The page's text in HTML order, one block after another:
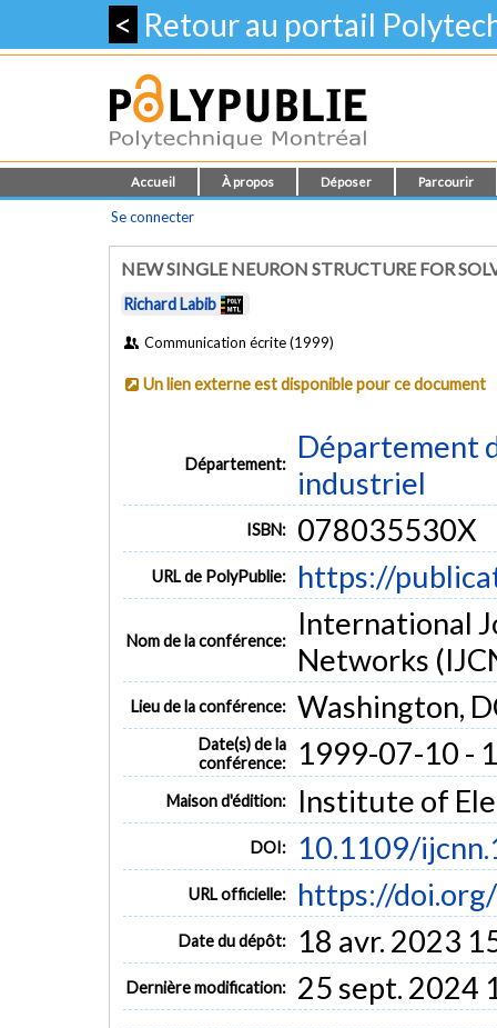
< Retour au portail
Accueil À propos Déposer Parcourir
Se connecter
NEW SINGLE NEURON STRUCTURE FOR
Richard Labib
Communication écrite (1999)
Un lien externe est disponible pour ce document
Département:
Département
industriel
ISBN: 078035530X
URL de PolyPublie: https://
Nom de la conférence:
International
Networks
Lieu de la conférence: Washington,
Date(s) de la
conférence:
1999-07-10 -
Maison d'édition: Institute of
DOI: 10.1109/
URL officielle: https://
Date du dépôt: 18 avr. 2023
Dernière modification: 25 sept. 2024